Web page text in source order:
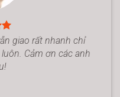
giao rất nhanh chỉ
Cảm ơn các anh